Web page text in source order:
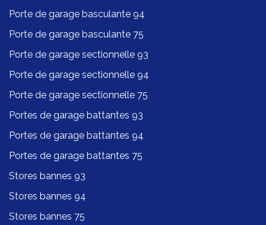
Porte de garage basculante 94
Porte de garage basculante 75
Porte de garage sectionnelle 93
Porte de garage sectionnelle 94
Porte de garage sectionnelle 75
Portes de garage battantes 93
Portes de garage battantes 94
Portes de garage battantes 75
Stores bannes 93
Stores bannes 94
Stores bannes 75